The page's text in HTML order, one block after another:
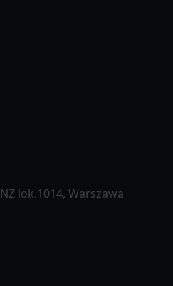
lok.1014, Warszawa